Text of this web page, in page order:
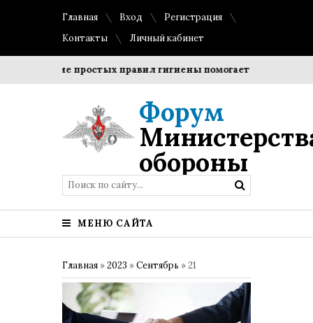
Главная Вход
Регистрация
Контакты
Личный кабинет
простых правил гигиены помогает сохранить
Форум
обороны
МЕНЮ САЙТА
Главная »2023 »Сентябрь »21